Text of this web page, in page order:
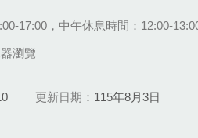
17:00，中午休息時間：12:00-
瀏覽
更新日期 115年8月3日